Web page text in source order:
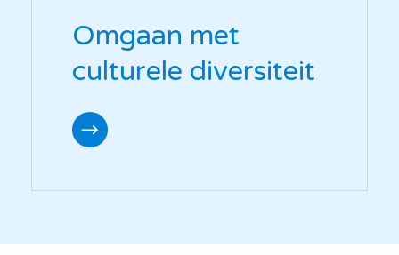
Omgaan met
culturele diversiteit